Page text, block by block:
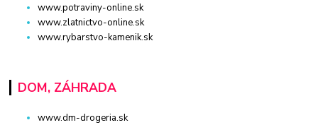
www.potraviny-online.sk
www.zlatnictvo-online.sk
www.rybarstvo-kamenik.sk
DOM, ZÁHRADA
www.dm-drogeria.sk